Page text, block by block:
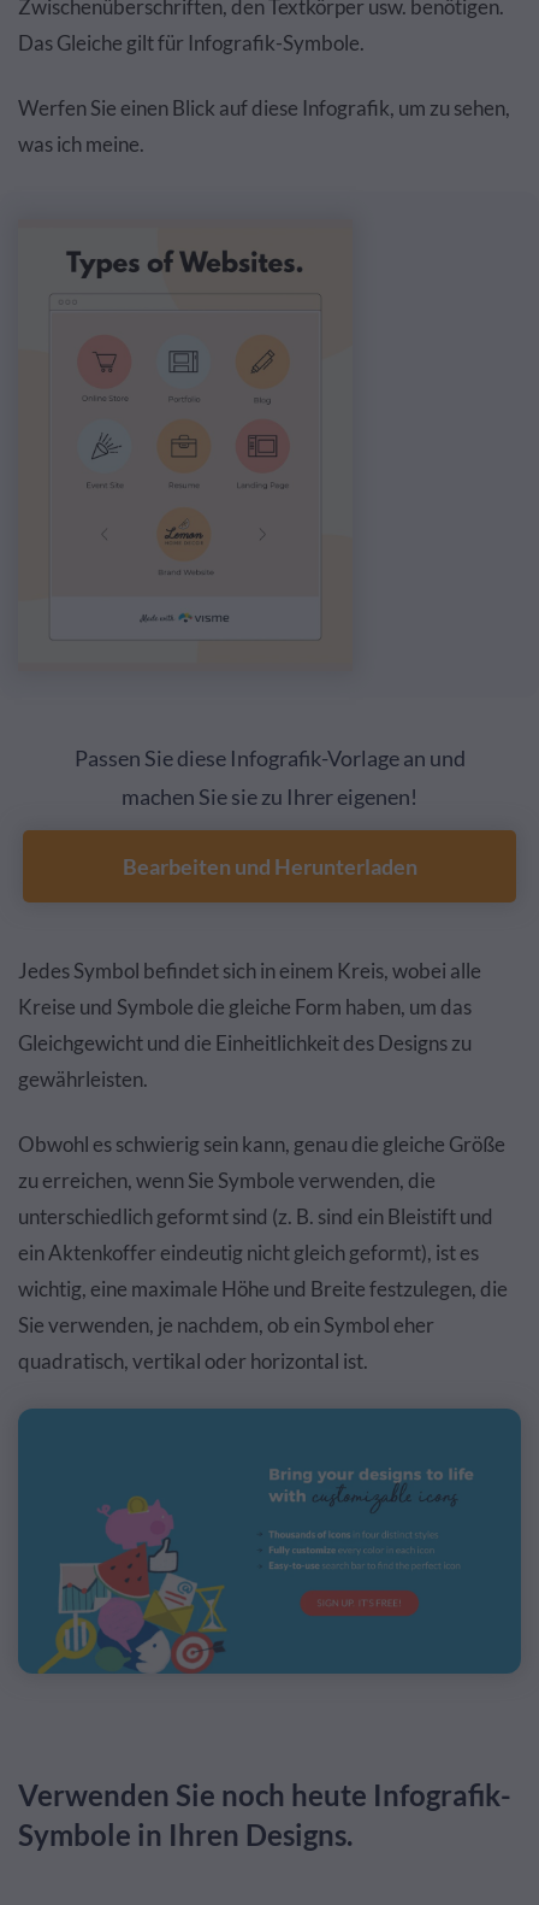
Zwischenüberschriften, den Textkörper usw. benötigen.
Das Gleiche gilt für Infografik-Symbole.
Werfen Sie einen Blick auf diese Infografik, um zu sehen,
was ich meine.
Passen Sie diese Infografik-Vorlage an und
machen Sie sie zu Ihrer eigenen!
Bearbeiten und Herunterladen
Jedes Symbol befindet sich in einem Kreis, wobei alle
Kreise und Symbole die gleiche Form haben, um das
Gleichgewicht und die Einheitlichkeit des Designs zu
gewährleisten.
Obwohl es schwierig sein kann, genau die gleiche Größe
zu erreichen, wenn Sie Symbole verwenden, die
unterschiedlich geformt sind (z. B. sind ein Bleistift und
ein Aktenkoffer eindeutig nicht gleich geformt), ist es
wichtig, eine maximale Höhe und Breite festzulegen, die
Sie verwenden, je nachdem, ob ein Symbol eher
quadratisch, vertikal oder horizontal ist.
Verwenden Sie noch heute Infografik-
Symbole in Ihren Designs.